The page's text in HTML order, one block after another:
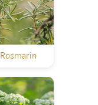
Rosmarin